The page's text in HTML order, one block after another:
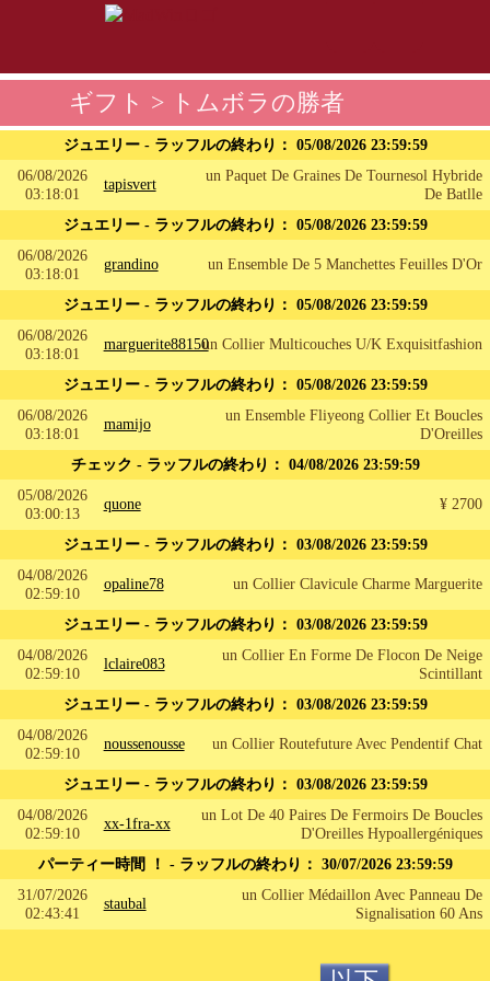
ギフト > トムボラの勝者
ジュエリー - ラッフルの終わり： 05/08/2026 23:59:59
06/08/2026
03:18:01
tapisvert
un Paquet De Graines De Tournesol Hybride
De Batlle
ジュエリー - ラッフルの終わり： 05/08/2026 23:59:59
06/08/2026
03:18:01
grandino un Ensemble De 5 Manchettes Feuilles D'Or
ジュエリー - ラッフルの終わり： 05/08/2026 23:59:59
06/08/2026
03:18:01
marguerite88150un Collier Multicouches U/K Exquisitfashion
ジュエリー - ラッフルの終わり： 05/08/2026 23:59:59
06/08/2026
03:18:01
mamijo
un Ensemble Fliyeong Collier Et Boucles
D'Oreilles
チェック - ラッフルの終わり： 04/08/2026 23:59:59
05/08/2026
03:00:13
quone ¥ 2700
ジュエリー - ラッフルの終わり： 03/08/2026 23:59:59
04/08/2026
02:59:10
opaline78 un Collier Clavicule Charme Marguerite
ジュエリー - ラッフルの終わり： 03/08/2026 23:59:59
04/08/2026
02:59:10
lclaire083
un Collier En Forme De Flocon De Neige
Scintillant
ジュエリー - ラッフルの終わり： 03/08/2026 23:59:59
04/08/2026
02:59:10
noussenousse un Collier Routefuture Avec Pendentif Chat
ジュエリー - ラッフルの終わり： 03/08/2026 23:59:59
04/08/2026
02:59:10
xx-1fra-xx
un Lot De 40 Paires De Fermoirs De Boucles
D'Oreilles Hypoallergéniques
パーティー時間 ！ - ラッフルの終わり： 30/07/2026 23:59:59
31/07/2026
02:43:41
staubal
un Collier Médaillon Avec Panneau De
Signalisation 60 Ans